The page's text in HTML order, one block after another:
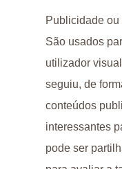
Publicidade
São usados
utilizador
seguiu, de
conteúdos
interessantes
pode ser